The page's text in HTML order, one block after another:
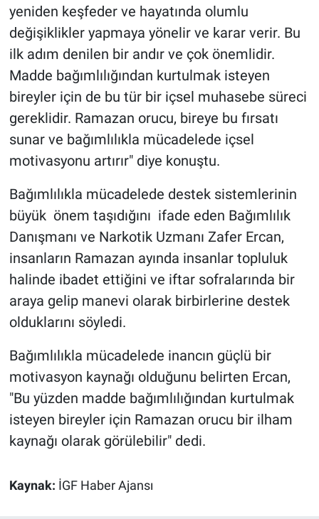
yeniden keşfeder ve hayatında olumlu
değişiklikler yapmaya yönelir ve karar verir. Bu
ilk adım denilen bir andır ve çok önemlidir.
Madde bağımlılığından kurtulmak isteyen
bireyler için de bu tür bir içsel muhasebe süreci
gereklidir. Ramazan orucu, bireye bu fırsatı
sunar ve bağımlılıkla mücadelede içsel
motivasyonu artırır" diye konuştu.
Bağımlılıkla mücadelede destek sistemlerinin
büyük önem taşıdığını ifade eden Bağımlılık
Danışmanı ve Narkotik Uzmanı Zafer Ercan,
insanların Ramazan ayında insanlar topluluk
halinde ibadet ettiğini ve iftar sofralarında bir
araya gelip manevi olarak birbirlerine destek
olduklarını söyledi.
Bağımlılıkla mücadelede inancın güçlü bir
motivasyon kaynağı olduğunu belirten Ercan,
"Bu yüzden madde bağımlılığından kurtulmak
isteyen bireyler için Ramazan orucu bir ilham
kaynağı olarak görülebilir" dedi.
Kaynak: İGF Haber Ajansı